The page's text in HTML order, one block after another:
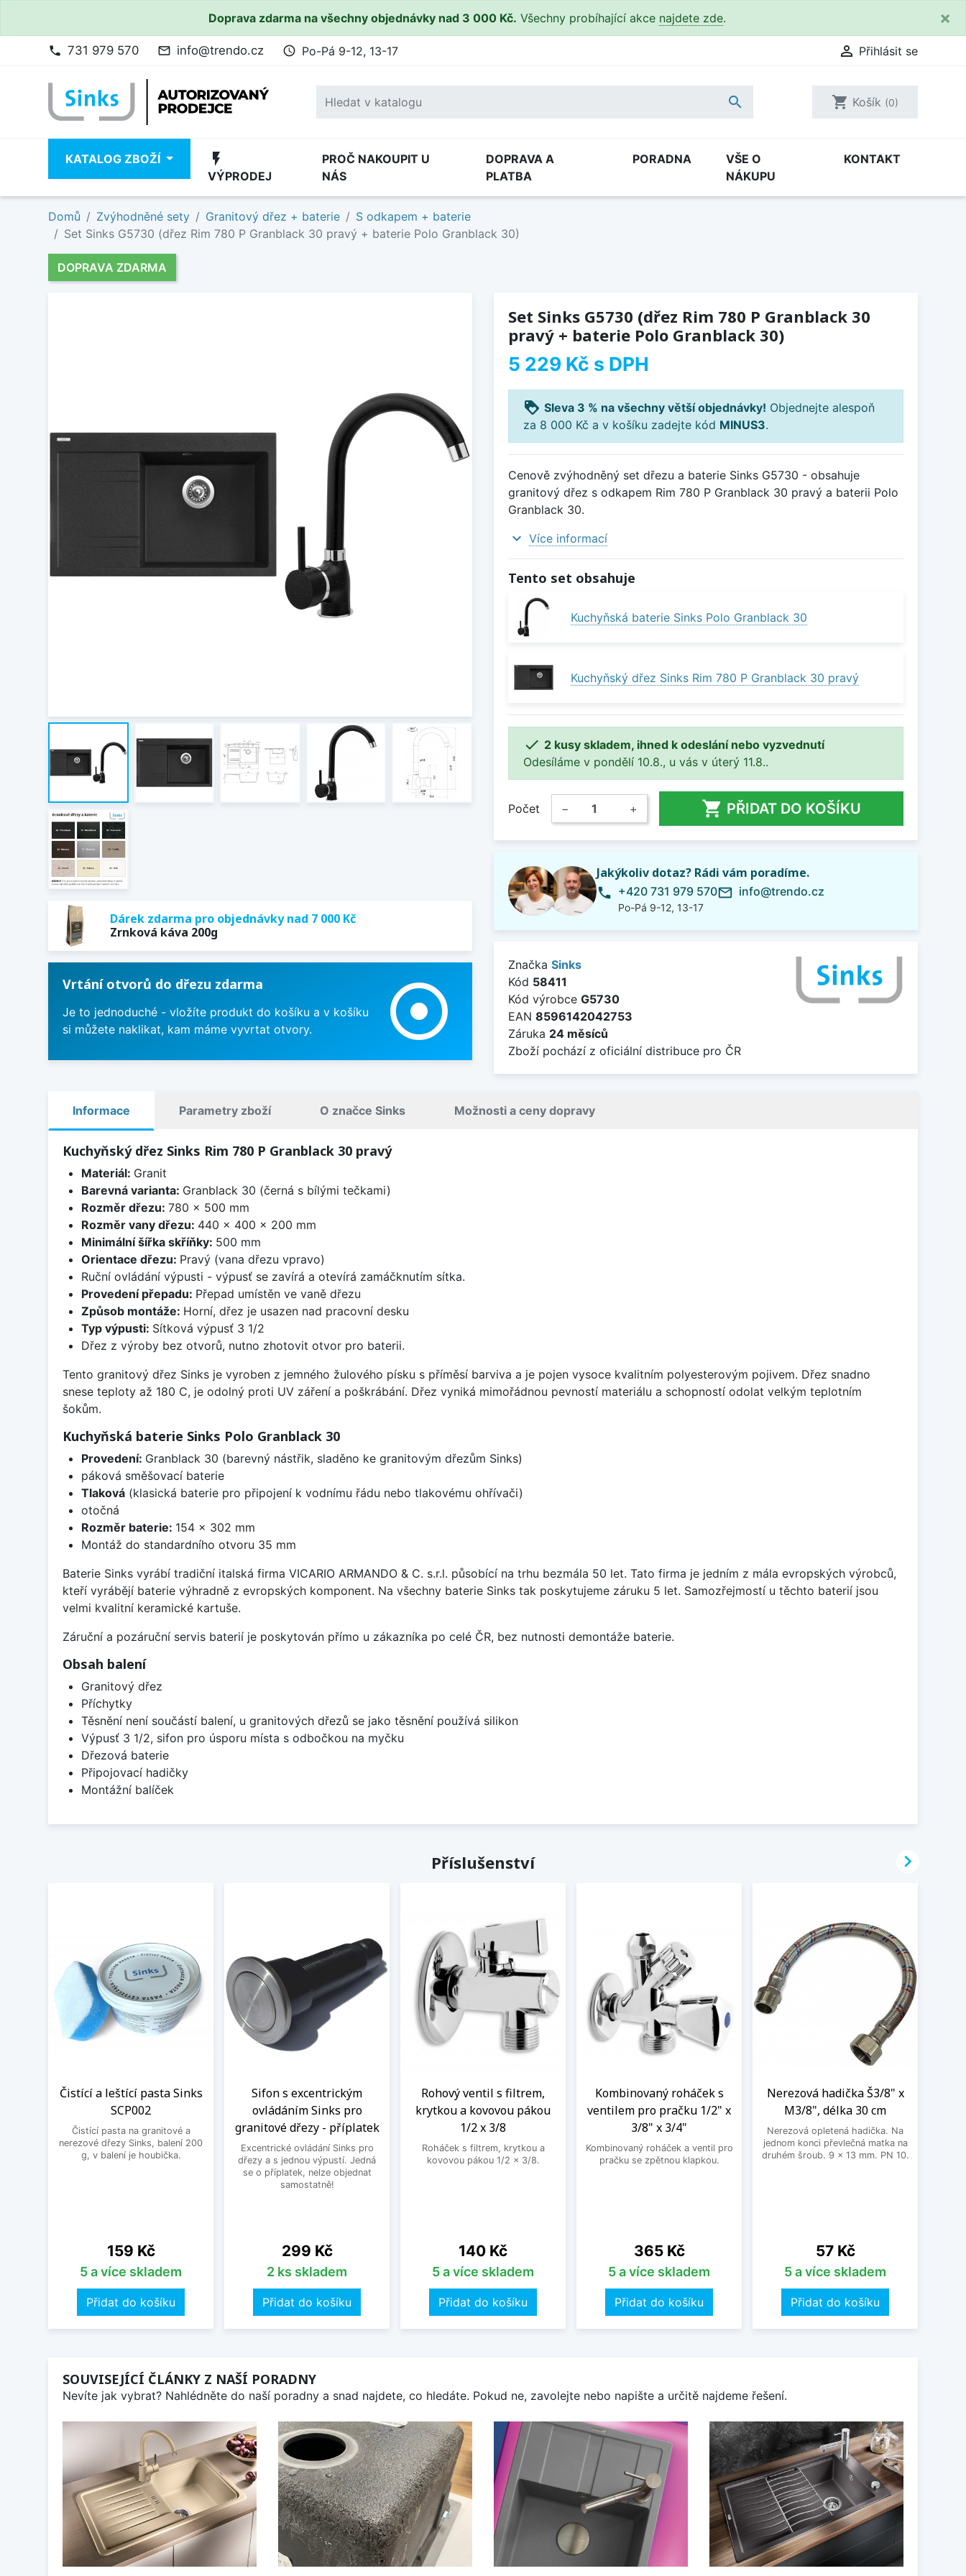
Doprava zdarma na všechny objednávky nad 3 000 Kč. Všechny probíhající akce najdete zde. ×
phone 731 979 570 mail_outline info@trendo.cz access_time Po-Pá 9-12, 13-17  Přihlásit se
 shopping_cart Košík (0)
KATALOG ZBOŽÍ flash_on
VÝPRODEJ
PROČ NAKOUPIT U
NÁS
DOPRAVA A
PLATBA
PORADNA
VŠE O
NÁKUPU
KONTAKT
Domů Zvýhodněné sety Granitový dřez + baterie
S odkapem + baterie
Set Sinks G5730 (dřez Rim 780 P Granblack 30 pravý + baterie Polo Granblack 30)
DOPRAVA ZDARMA
Dárek zdarma pro objednávky nad 7 000 Kč
Zrnková káva 200g
Vrtání otvorů do dřezu zdarma
Je to jednoduché - vložíte produkt do košíku a v košíku
si můžete naklikat, kam máme vyvrtat otvory.
adjust
Set Sinks G5730 (dřez Rim 780 P Granblack 30
pravý + baterie Polo Granblack 30)
5 229 Kč s DPH
loyalty Sleva 3 % na všechny větší objednávky! Objednejte alespoň
za 8 000 Kč a v košíku zadejte kód MINUS3.
Cenově zvýhodněný set dřezu a baterie Sinks G5730 - obsahuje
granitový dřez s odkapem Rim 780 P Granblack 30 pravý a baterii Polo
Granblack 30.
expand_more Více informací
Tento set obsahuje
Kuchyňská baterie Sinks Polo Granblack 30
Kuchyňský dřez Sinks Rim 780 P Granblack 30 pravý
 2 kusy skladem, ihned k odeslání nebo vyzvednutí
Odesíláme v pondělí 10.8., u vás v úterý 11.8..
Počet − +  PŘIDAT DO KOŠÍKU
Jakýkoliv dotaz? Rádi vám poradíme.
phone +420 731 979 570
Po-Pá 9-12, 13-17
mail_outline info@trendo.cz
Značka Sinks
Kód 58411
Kód výrobce G5730
EAN 8596142042753
Záruka 24 měsíců
Zboží pochází z oficiální distribuce pro ČR
Informace Parametry zboží O značce Sinks Možnosti a ceny dopravy
Kuchyňský dřez Sinks Rim 780 P Granblack 30 pravý
Materiál: Granit
Barevná varianta: Granblack 30 (černá s bílými tečkami)
Rozměr dřezu: 780 x 500 mm
Rozměr vany dřezu: 440 x 400 x 200 mm
Minimální šířka skříňky: 500 mm
Orientace dřezu: Pravý (vana dřezu vpravo)
Ruční ovládání výpusti - výpusť se zavírá a otevírá zamáčknutím sítka.
Provedení přepadu: Přepad umístěn ve vaně dřezu
Způsob montáže: Horní, dřez je usazen nad pracovní desku
Typ výpusti: Sítková výpusť 3 1/2
Dřez z výroby bez otvorů, nutno zhotovit otvor pro baterii.
Tento granitový dřez Sinks je vyroben z jemného žulového písku s příměsí barviva a je pojen vysoce kvalitním polyesterovým pojivem. Dřez snadno
snese teploty až 180 C, je odolný proti UV záření a poškrábání. Dřez vyniká mimořádnou pevností materiálu a schopností odolat velkým teplotním
šokům.
Kuchyňská baterie Sinks Polo Granblack 30
Provedení: Granblack 30 (barevný nástřik, sladěno ke granitovým dřezům Sinks)
páková směšovací baterie
Tlaková(klasická baterie pro připojení k vodnímu řádu nebo tlakovému ohřívači)
otočná
Rozměr baterie: 154 x 302 mm
Montáž do standardního otvoru 35 mm
Baterie Sinks vyrábí tradiční italská firma VICARIO ARMANDO & C. s.r.l. působící na trhu bezmála 50 let. Tato firma je jedním z mála evropských výrobců,
kteří vyrábějí baterie výhradně z evropských komponent. Na všechny baterie Sinks tak poskytujeme záruku 5 let. Samozřejmostí u těchto baterií jsou
velmi kvalitní keramické kartuše.
Záruční a pozáruční servis baterií je poskytován přímo u zákazníka po celé ČR, bez nutnosti demontáže baterie.
Obsah balení
Granitový dřez
Příchytky
Těsnění není součástí balení, u granitových dřezů se jako těsnění používá silikon
Výpusť 3 1/2, sifon pro úsporu místa s odbočkou na myčku
Dřezová baterie
Připojovací hadičky
Montážní balíček
Příslušenství
Čistící a leštící pasta Sinks
SCP002
Čistící pasta na granitové a
nerezové dřezy Sinks, balení 200
g, v balení je houbička.
Cena
159 Kč
5 a více skladem
Přidat do košíku
Sifon s excentrickým
ovládáním Sinks pro
granitové dřezy - příplatek
Excentrické ovládání Sinks pro
dřezy a s jednou výpustí. Jedná
se o příplatek, nelze objednat
samostatně!
Cena
299 Kč
2 ks skladem
Přidat do košíku
Rohový ventil s filtrem,
krytkou a kovovou pákou
1/2 x 3/8
Roháček s filtrem, krytkou a
kovovou pákou 1/2 x 3/8.
Cena
140 Kč
5 a více skladem
Přidat do košíku
Kombinovaný roháček s
ventilem pro pračku 1/2" x
3/8" x 3/4"
Kombinovaný roháček a ventil pro
pračku se zpětnou klapkou.
Cena
365 Kč
5 a více skladem
Přidat do košíku
Nerezová hadička Š3/8" x
M3/8", délka 30 cm
Nerezová opletená hadička. Na
jednom konci převlečná matka na
druhém šroub. 9 x 13 mm. PN 10.
Cena
57 Kč
5 a více skladem
Přidat do košíku

SOUVISEJÍCÍ ČLÁNKY Z NAŠÍ PORADNY
Nevíte jak vybrat? Nahlédněte do naší poradny a snad najdete, co hledáte. Pokud ne, zavolejte nebo napište a určitě najdeme řešení.